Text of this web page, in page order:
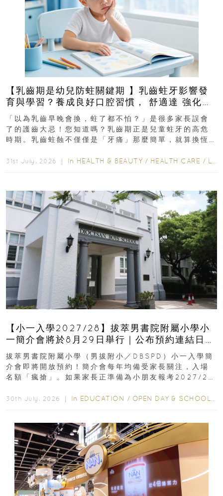
【乳齒期是幼兒防蛀關鍵期 】乳齒蛀牙影響發
育與學習？養成良好口腔習慣， 舒適達 強化琺
瑯質 兒童牙膏防護指南
「以為乳齒早晚會換，蛀了都不怕？」是很多家長誤會
了的護齒大忌！您知道嗎？乳齒期正是兒童蛀牙的高危
時期。乳齒蛀蝕不僅僅是「牙痛」那麼簡單，就算換恆
31st July, 2026 ｜ In HEALTH & BEAUTY / HEALTH CARE / LIFESTYLE
【小一入學2027/28】拔萃男書院附屬小學小
一簡介會將於8月29日舉行｜公布預約連結日期
｜更設有網上重溫
拔萃男書院附屬小學（男拔附小／DBSPD）小一入學簡
介會即將開放預約！簡介會每年均備受家長關注，入場
名額「瘋搶」。如果家長正準備為小朋友報考2027/28
30th July, 2026 ｜ In EDUCATION / OPEN DAY & SCHOOL EVENTS